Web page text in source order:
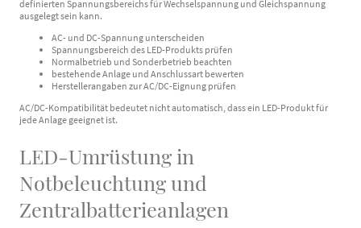
definierten Spannungsbereichs für Wechselspannung und Gleichspannung
ausgelegt sein kann.
AC- und DC-Spannung unterscheiden
Spannungsbereich des LED-Produkts prüfen
Normalbetrieb und Sonderbetrieb beachten
bestehende Anlage und Anschlussart bewerten
Herstellerangaben zur AC/DC-Eignung prüfen
AC/DC-Kompatibilität bedeutet nicht automatisch, dass ein LED-Produkt für
jede Anlage geeignet ist.
LED-Umrüstung in
Notbeleuchtung und
Zentralbatterieanlagen